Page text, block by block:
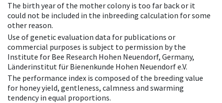
The birth year of the mother colony is too far back or it
could not be included in the inbreeding calculation for some
other reason.
Use of genetic evaluation data for publications or
commercial purposes is subject to permission by the
Institute for Bee Research Hohen Neuendorf, Germany,
Länderinstitut für Bienenkunde Hohen Neuendorf e.V.
The performance index is composed of the breeding value
for honey yield, gentleness, calmness and swarming
tendency in equal proportions.